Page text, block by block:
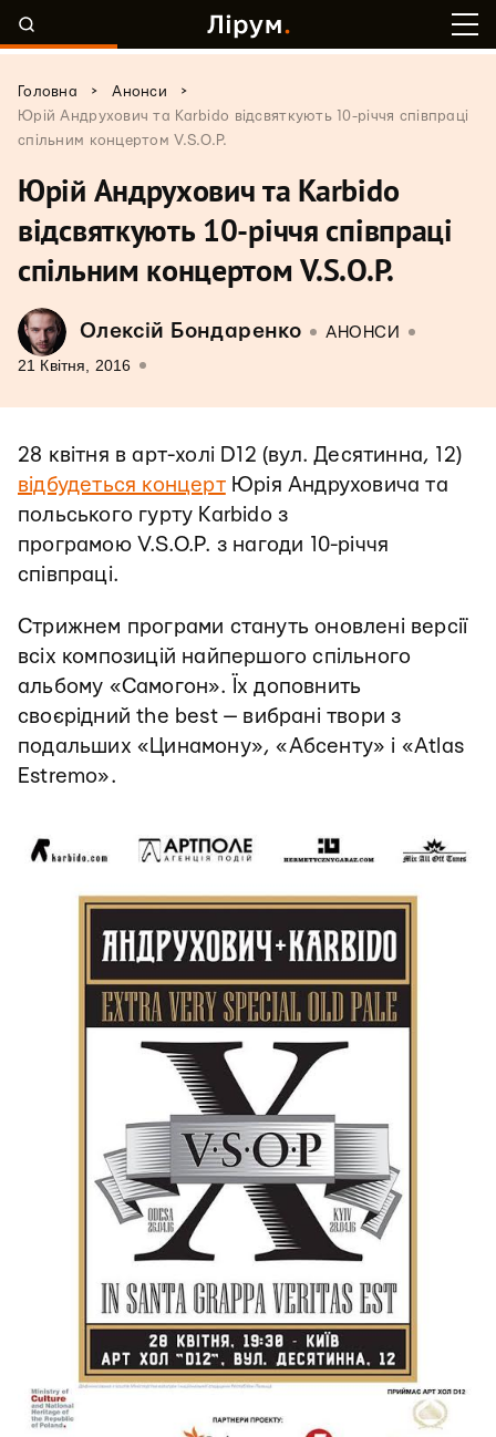
Головна > Анонси
>
Юрій Андрухович та Karbido відсвяткують 10-річчя співпраці
спільним концертом V.S.O.P.
Юрій Андрухович та Karbido
відсвяткують 10-річчя співпраці
спільним концертом V.S.O.P.
Олексій Бондаренко АНОНСИ
21 Квітня, 2016
28 квітня в арт-холі D12 (вул. Десятинна, 12)
відбудеться концертЮрія Андруховича та
польського гурту Karbido з
програмою V.S.O.P. з нагоди 10-річчя
співпраці.
Стрижнем програми стануть оновлені версії
всіх композицій найпершого спільного
альбому «Самогон». Їх доповнить
своєрідний the best — вибрані твори з
подальших «Цинамону», «Абсенту» і «Atlas
Estremo».